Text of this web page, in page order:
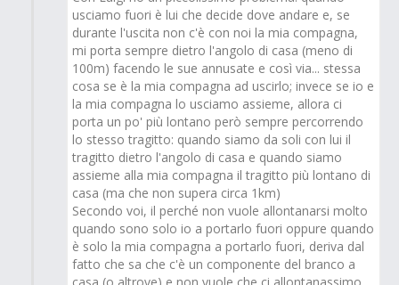
usciamo fuori è lui che decide dove andare e, se
durante l'uscita non c'è con noi la mia compagna,
mi porta sempre dietro l'angolo di casa (meno di
100m) facendo le sue annusate e così via... stessa
cosa se è la mia compagna ad uscirlo; invece se io e
la mia compagna lo usciamo assieme, allora ci
porta un po' più lontano però sempre percorrendo
lo stesso tragitto: quando siamo da soli con lui il
tragitto dietro l'angolo di casa e quando siamo
assieme alla mia compagna il tragitto più lontano di
casa (ma che non supera circa 1km)
Secondo voi, il perché non vuole allontanarsi molto
quando sono solo io a portarlo fuori oppure quando
è solo la mia compagna a portarlo fuori, deriva dal
fatto che sa che c'è un componente del branco a